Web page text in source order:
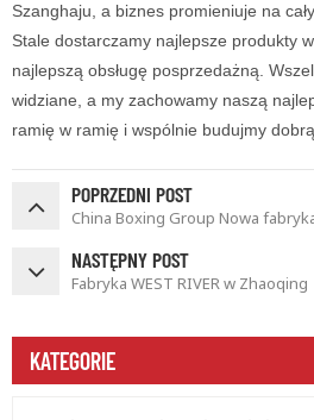
Szanghaju, a biznes promieniuje na
Stale dostarczamy najlepsze produkty
najlepszą obsługę posprzedażną.
widziane, a my zachowamy naszą
ramię w ramię i wspólnie budujmy dobrą
POPRZEDNI POST
China Boxing Group Nowa
NASTĘPNY POST
Fabryka WEST RIVER w Zhaoqing
KATEGORIE